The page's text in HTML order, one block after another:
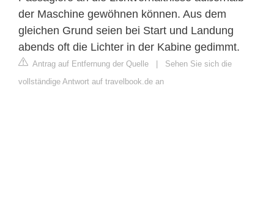
der Maschine gewöhnen können. Aus dem
gleichen Grund seien bei Start und Landung
abends oft die Lichter in der Kabine gedimmt.
Antrag auf Entfernung der Quelle
Sehen Sie sich die
vollständige Antwort auf travelbook.de an